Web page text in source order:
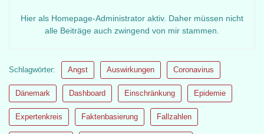
Hier als Homepage-Administrator aktiv. Daher müssen nicht
alle Beiträge auch zwingend von mir stammen.
Schlagwörter: Angst Auswirkungen Coronavirus
Dänemark Dashboard Einschränkung Epidemie
Expertenkreis Faktenbasierung Fallzahlen